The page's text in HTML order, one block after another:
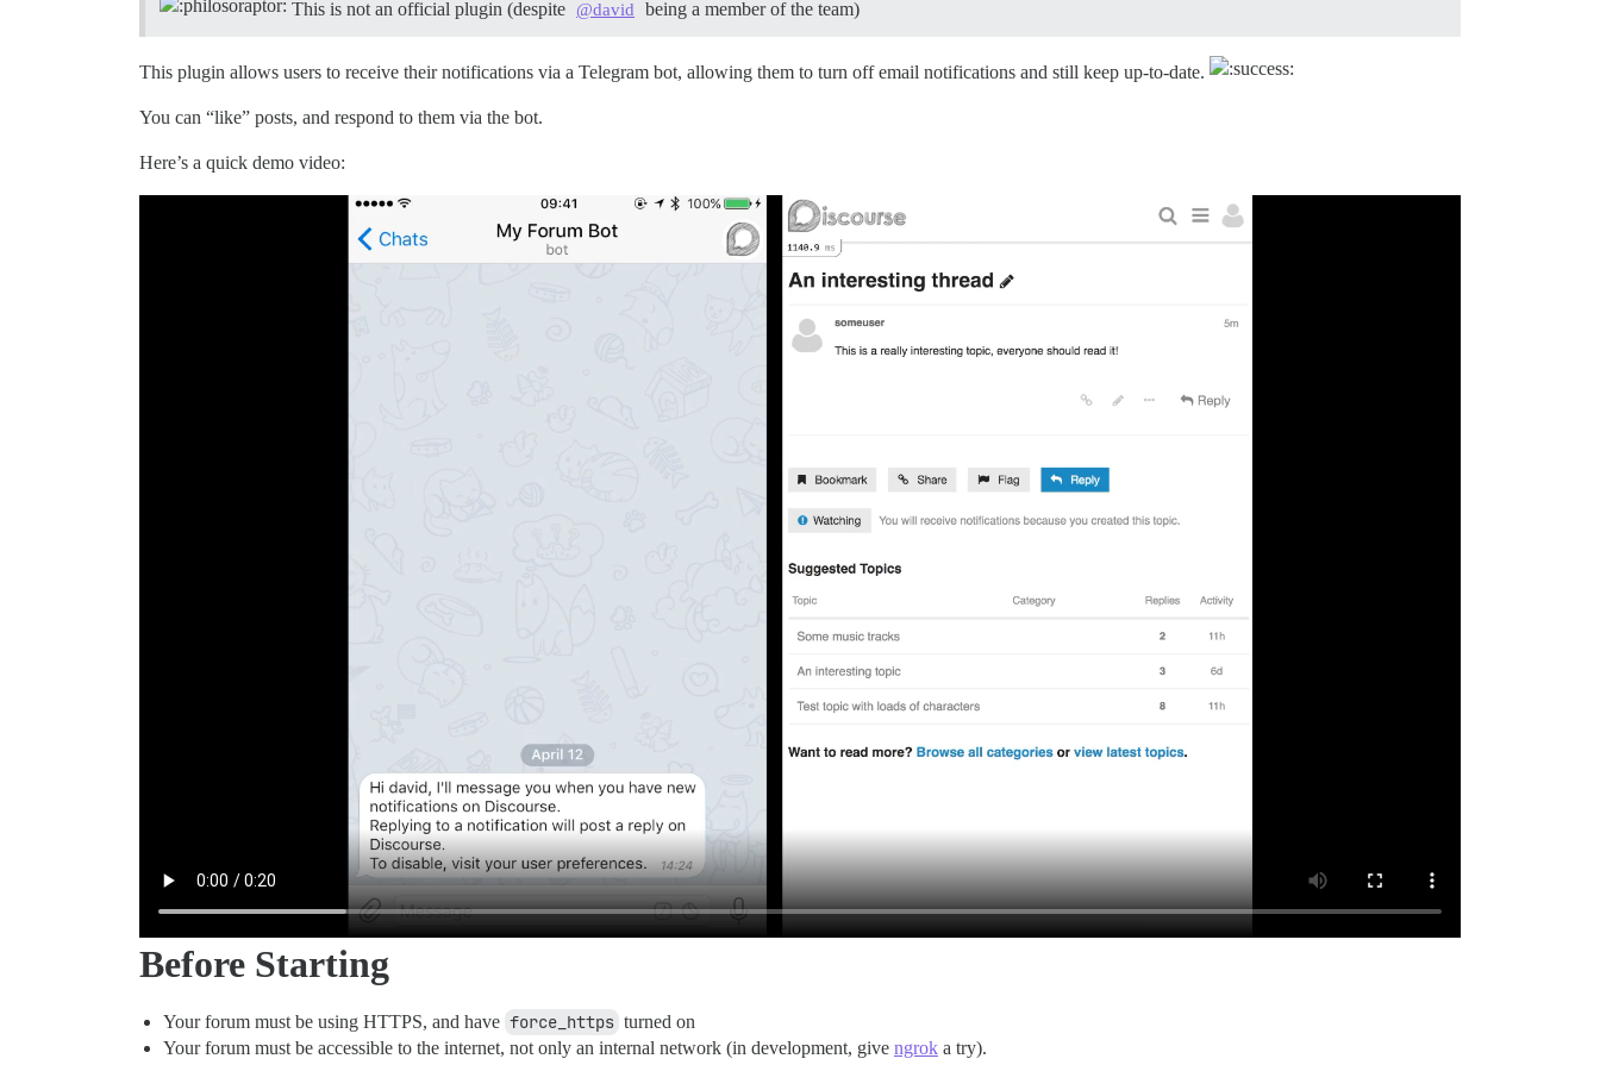
This is not an official plugin (despite @david being a member of the team)
This plugin allows users to receive their notifications via a Telegram bot, allowing them to turn off email notifications and still keep up-to-date.
You can “like” posts, and respond to them via the bot.
Here’s a quick demo video:
Before Starting
Your forum must be using HTTPS, and have force_https turned on
Your forum must be accessible to the internet, not only an internal network (in development, give ngrok a try).